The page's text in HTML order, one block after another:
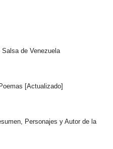
de Venezuela
[Actualizado]
Personajes y Autor de la